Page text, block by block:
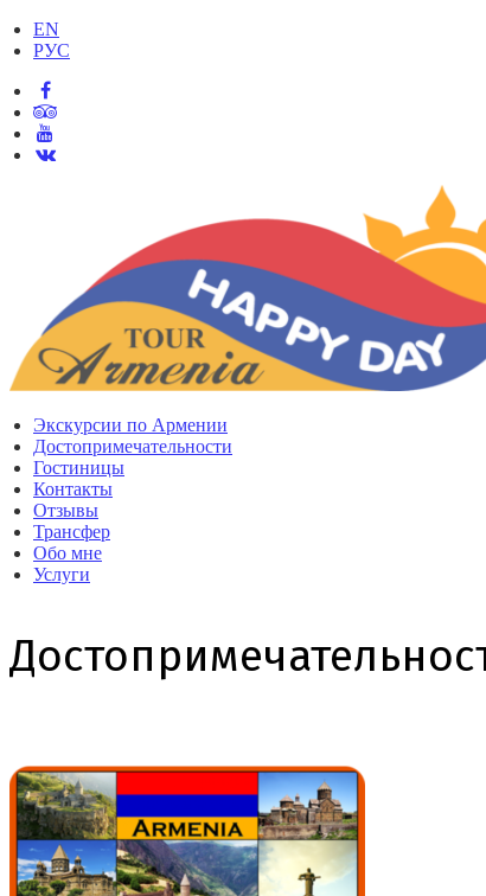
EN
РУС
Экскурсии по Армении
Достопримечательности
Гостиницы
Контакты
Отзывы
Трансфер
Обо мне
Услуги